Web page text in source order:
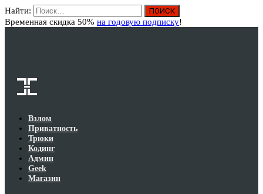
Найти:
Временная скидка 50% на годовую подписку!
Взлом
Приватность
Трюки
Кодинг
Админ
Geek
Магазин